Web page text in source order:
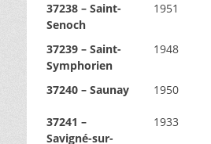
37238 – Saint-
Senoch
1951
37239 – Saint-
Symphorien
1948
37240 – Saunay 1950
37241 –
Savigné-sur-
1933